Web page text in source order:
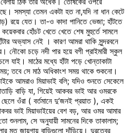
সমস্যা তেমন একটা হত না,যদি না ধান কেটে
রয়ে যেত। তা-ও কাদা পানিতে ভেজা; হাঁটতে
হোঁচট খেতে খেতে শেষ মুহুর্তে সামলে
অভ্যাস নেই । কারণ আমরা থাকি সুন্দরবনে
নৌকো চড়ে নদী পার হয়ে বগী প্রাইমারী স্কুল
চলে যাই। মাঠের মধ্যে হাঁটা পড়ে খোন্তাকাটা
সময়; তবে সে মাঠ অধিকাংশ সময় থাকে শুকনো।
আমরাও মিয়াভাই বলি; যদিও শুনতে সেকেলে
বাড়ি যা, গিয়েই আকবর ভাই আর ওমরকে
ওঁরা ( বর্তমানে দু’জনই প্রয়াত ), একই
ভাই মিয়াভাইয়ের বেশ বড়, আর ওমর আমার
শুনলাম, সে অনুযায়ী সামনের দিকে তাকালাম;
মত জায়গায় বাড়িগুলো দাঁড়িয়ে। দুরত্বের